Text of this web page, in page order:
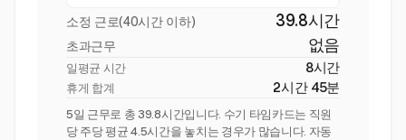
소정 근로(40시간 이하) 39.8시간
초과근무 없음
일평균 시간 8시간
휴게 합계 2시간 45분
5일 근무로 총 39.8시간입니다. 수기 타임카드는 직원
당 주당 평균 4.5시간을 놓치는 경우가 많습니다. 자동